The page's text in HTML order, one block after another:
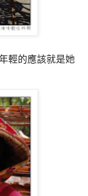
輕的應該就是她